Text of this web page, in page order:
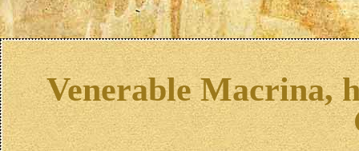
Venerable Macrina,